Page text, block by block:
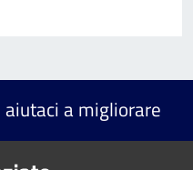
a migliorare